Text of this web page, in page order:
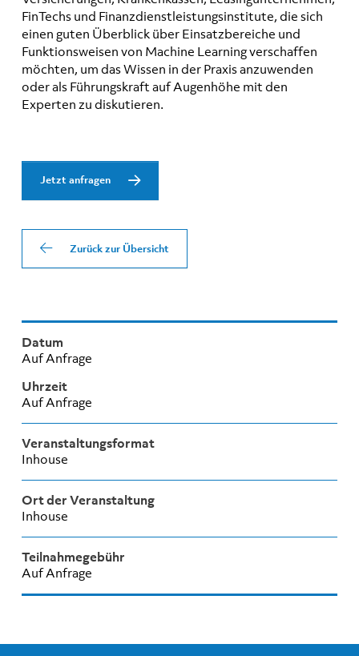
FinTechs und Finanzdienstleistungsinstitute, die sich
einen guten Überblick über Einsatzbereiche und
Funktionsweisen von Machine Learning verschaffen
möchten, um das Wissen in der Praxis anzuwenden
oder als Führungskraft auf Augenhöhe mit den
Experten zu diskutieren.
Jetzt anfragen
Zurück zur Übersicht
Datum
Auf Anfrage
Uhrzeit
Auf Anfrage
Veranstaltungsformat
Inhouse
Ort der Veranstaltung
Inhouse
Teilnahmegebühr
Auf Anfrage